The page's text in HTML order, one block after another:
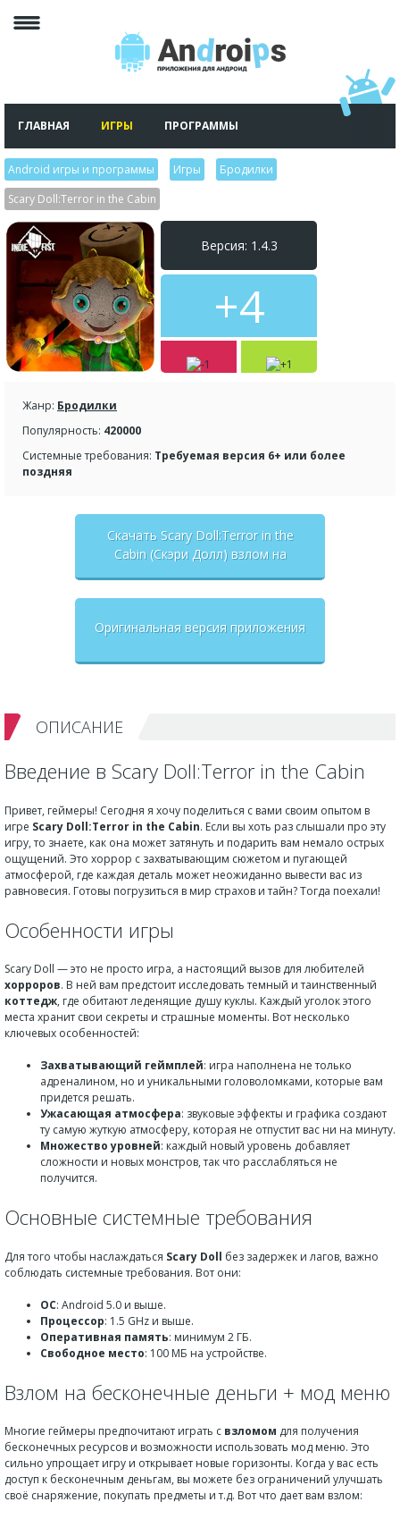
ГЛАВНАЯ ИГРЫ ПРОГРАММЫ
Android игры и программы Игры Бродилки
Scary Doll:Terror in the Cabin
Версия: 1.4.3
+4
Жанр: Бродилки
Популярность: 420000
Системные требования: Требуемая версия 6+ или более
поздняя
Скачать Scary Doll:Terror in the
Cabin (Скэри Долл) взлом на
Оригинальная версия приложения
ОПИСАНИЕ
Введение в Scary Doll:Terror in the Cabin
Привет, геймеры! Сегодня я хочу поделиться с вами своим опытом в
игре Scary Doll:Terror in the Cabin. Если вы хоть раз слышали про эту
игру, то знаете, как она может затянуть и подарить вам немало острых
ощущений. Это хоррор с захватывающим сюжетом и пугающей
атмосферой, где каждая деталь может неожиданно вывести вас из
равновесия. Готовы погрузиться в мир страхов и тайн? Тогда поехали!
Особенности игры
Scary Doll — это не просто игра, а настоящий вызов для любителей
хорроров. В ней вам предстоит исследовать темный и таинственный
коттедж, где обитают леденящие душу куклы. Каждый уголок этого
места хранит свои секреты и страшные моменты. Вот несколько
ключевых особенностей:
Захватывающий геймплей: игра наполнена не только
адреналином, но и уникальными головоломками, которые вам
придется решать.
Ужасающая атмосфера: звуковые эффекты и графика создают
ту самую жуткую атмосферу, которая не отпустит вас ни на минуту.
Множество уровней: каждый новый уровень добавляет
сложности и новых монстров, так что расслабляться не
получится.
Основные системные требования
Для того чтобы наслаждаться Scary Doll без задержек и лагов, важно
соблюдать системные требования. Вот они:
ОС: Android 5.0 и выше.
Процессор: 1.5 GHz и выше.
Оперативная память: минимум 2 ГБ.
Свободное место: 100 МБ на устройстве.
Взлом на бесконечные деньги + мод меню
Многие геймеры предпочитают играть с взломом для получения
бесконечных ресурсов и возможности использовать мод меню. Это
сильно упрощает игру и открывает новые горизонты. Когда у вас есть
доступ к бесконечным деньгам, вы можете без ограничений улучшать
своё снаряжение, покупать предметы и т.д. Вот что дает вам взлом: